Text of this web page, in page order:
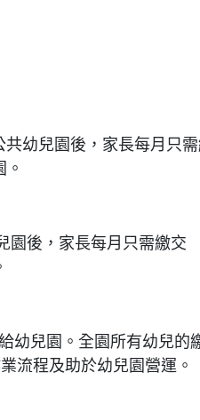
幼兒園後，家長每月只
園後，家長每月只需繳交
幼兒園。全園所有幼兒的
流程及助於幼兒園營運。